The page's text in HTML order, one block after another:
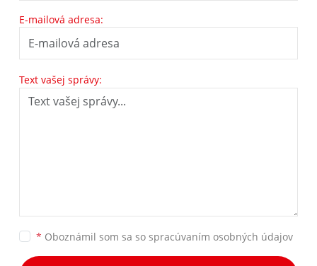
E-mailová adresa:
Text vašej správy:
* Oboznámil som sa so spracúvaním osobných údajov